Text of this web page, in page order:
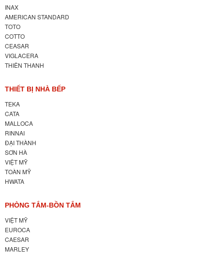
INAX
AMERICAN STANDARD
TOTO
COTTO
CEASAR
VIGLACERA
THIÊN THANH
THIẾT BỊ NHÀ BẾP
TEKA
CATA
MALLOCA
RINNAI
ĐẠI THÀNH
SƠN HÀ
VIỆT MỸ
TOÀN MỸ
HWATA
PHÒNG TẮM-BỒN TẮM
VIỆT MỸ
EUROCA
CAESAR
MARLEY